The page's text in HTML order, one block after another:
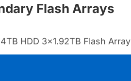
Flash Arrays
HDD 3×1.92TB Flash Array